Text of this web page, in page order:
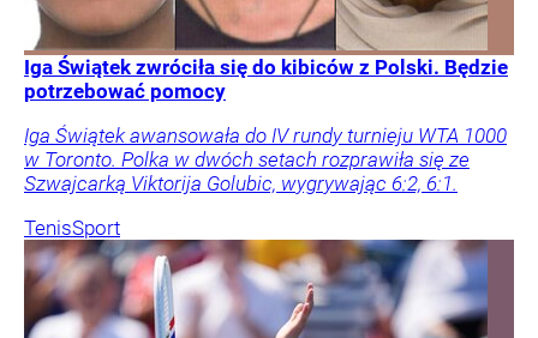
Iga Świątek zwróciła się do kibiców z Polski. Będzie
potrzebować pomocy
Iga Świątek awansowała do IV rundy turnieju WTA 1000
w Toronto. Polka w dwóch setach rozprawiła się ze
Szwajcarką Viktorija Golubic, wygrywając 6:2, 6:1.
TenisSport